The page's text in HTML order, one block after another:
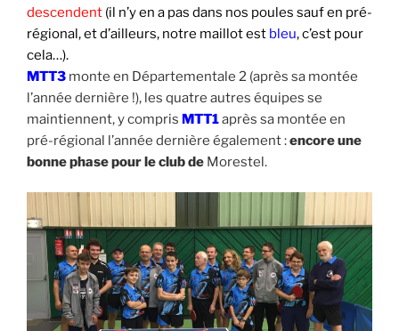
descendent (il n’y en a pas dans nos poules sauf en pré-
régional, et d’ailleurs, notre maillot est bleu, c’est pour
cela…).
MTT3 monte en Départementale 2 (après sa montée
l’année dernière !), les quatre autres équipes se
maintiennent, y compris MTT1après sa montée en
pré-régional l’année dernière également :encore une
bonne phase pour le club de Morestel.